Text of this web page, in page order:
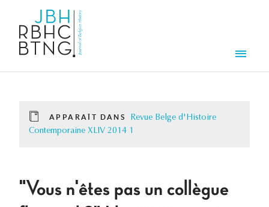
APPARAÎT DANS
Revue Belge d'Histoire
Contemporaine XLIV 2014 1
"Vous n'êtes pas un collègue